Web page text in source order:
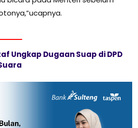
Ungkap Dugaan Suap di DPD